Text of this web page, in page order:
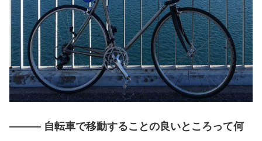
――― 自転車で移動することの良いところって何